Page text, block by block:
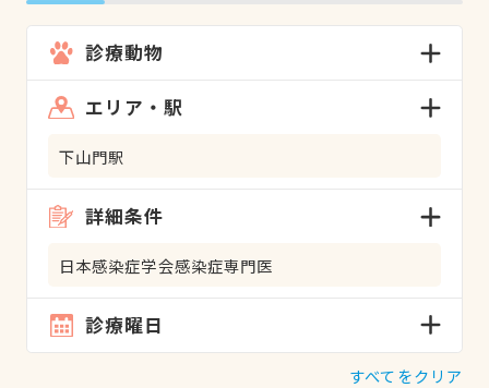
診療動物
エリア・駅
下山門駅
詳細条件
日本感染症学会感染症専門医
診療曜日
すべてをクリア